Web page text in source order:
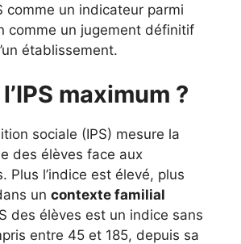
comme un indicateur parmi
comme un jugement définitif
établissement.
maximum ?
sociale (IPS) mesure la
des élèves face aux
Plus l’indice est élevé, plus
un contexte familial
des élèves est un indice sans
entre 45 et 185, depuis sa